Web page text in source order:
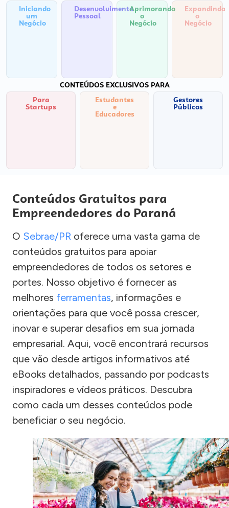
Iniciando
um
Negócio
Desenvolvimento
Pessoal
Aprimorando
o
Negócio
Expandindo
o
Negócio
CONTEÚDOS EXCLUSIVOS PARA
Para
Startups
Estudantes
e
Educadores
Gestores
Públicos
Conteúdos Gratuitos para
Empreendedores do Paraná
O Sebrae/PR oferece uma vasta gama de
conteúdos gratuitos para apoiar
empreendedores de todos os setores e
portes. Nosso objetivo é fornecer as
melhores ferramentas, informações e
orientações para que você possa crescer,
inovar e superar desafios em sua jornada
empresarial. Aqui, você encontrará recursos
que vão desde artigos informativos até
eBooks detalhados, passando por podcasts
inspiradores e vídeos práticos. Descubra
como cada um desses conteúdos pode
beneficiar o seu negócio.